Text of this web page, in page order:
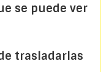
se puede ver
trasladarlas